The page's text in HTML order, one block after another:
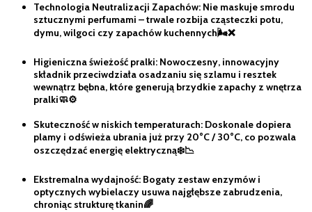
Technologia Neutralizacji Zapachów: Nie maskuje smrodu
sztucznymi perfumami – trwale rozbija cząsteczki potu,
dymu, wilgoci czy zapachów kuchennych🌬️❌
Higieniczna świeżość pralki: Nowoczesny, innowacyjny
składnik przeciwdziała osadzaniu się szlamu i resztek
wewnątrz bębna, które generują brzydkie zapachy z wnętrza
pralki🧼⚙️
Skuteczność w niskich temperaturach: Doskonale dopiera
plamy i odświeża ubrania już przy 20°C / 30°C, co pozwala
oszczędzać energię elektryczną❄️📉
Ekstremalna wydajność: Bogaty zestaw enzymów i
optycznych wybielaczy usuwa najgłębsze zabrudzenia,
chroniąc strukturę tkanin🌈